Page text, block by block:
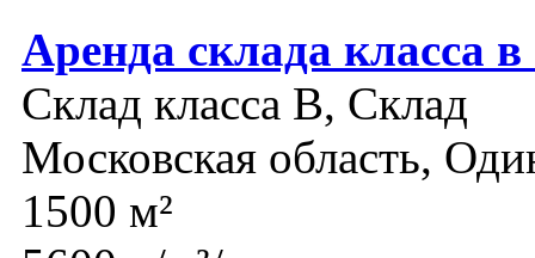
Аренда склада класса
Склад класса B, Склад
Московская область,
1500 м²